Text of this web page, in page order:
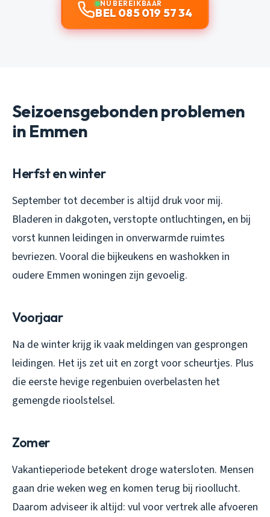
NU BEREIKBAAR
BEL 085 019 57 34
Seizoensgebonden problemen
in Emmen
Herfst en winter
September tot december is altijd druk voor mij.
Bladeren in dakgoten, verstopte ontluchtingen, en bij
vorst kunnen leidingen in onverwarmde ruimtes
bevriezen. Vooral die bijkeukens en washokken in
oudere Emmen woningen zijn gevoelig.
Voorjaar
Na de winter krijg ik vaak meldingen van gesprongen
leidingen. Het ijs zet uit en zorgt voor scheurtjes. Plus
die eerste hevige regenbuien overbelasten het
gemengde rioolstelsel.
Zomer
Vakantieperiode betekent droge watersloten. Mensen
gaan drie weken weg en komen terug bij rioollucht.
Daarom adviseer ik altijd: vul voor vertrek alle afvoeren